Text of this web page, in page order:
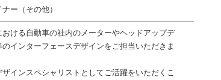
ー（その他）
ける自動車の社内のメーターやヘッドアップデ
インターフェースデザインをご担当いただきま
インスペシャリストとしてご活躍をいただくこ